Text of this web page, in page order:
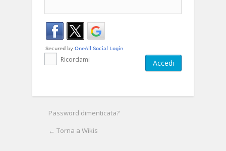
Ricordami
Password dimenticata?
← Torna a Wikis